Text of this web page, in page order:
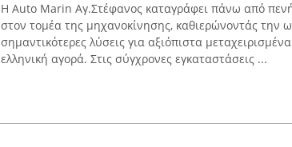
Η Auto Marin Αγ.Στέφανος καταγράφει πάνω από
στον τομέα της μηχανοκίνησης, καθιερώνοντάς την
σημαντικότερες λύσεις για αξιόπιστα
ελληνική αγορά. Στις σύγχρονες εγκαταστάσεις ...